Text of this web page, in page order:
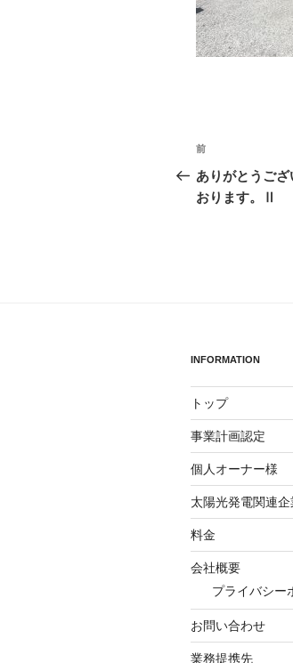
投
稿
ナ
ョ
ン
過
去
の
前
ありがとうご
おります。Ⅱ
INFORMATION
トップ
事業計画認定
個人オーナー様
太陽光発電関連企
料金
会社概要
プライバシー
お問い合わせ
業務提携先